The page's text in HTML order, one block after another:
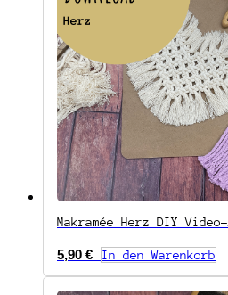
Makramée Herz DIY
5,90 € In den Warenkorb